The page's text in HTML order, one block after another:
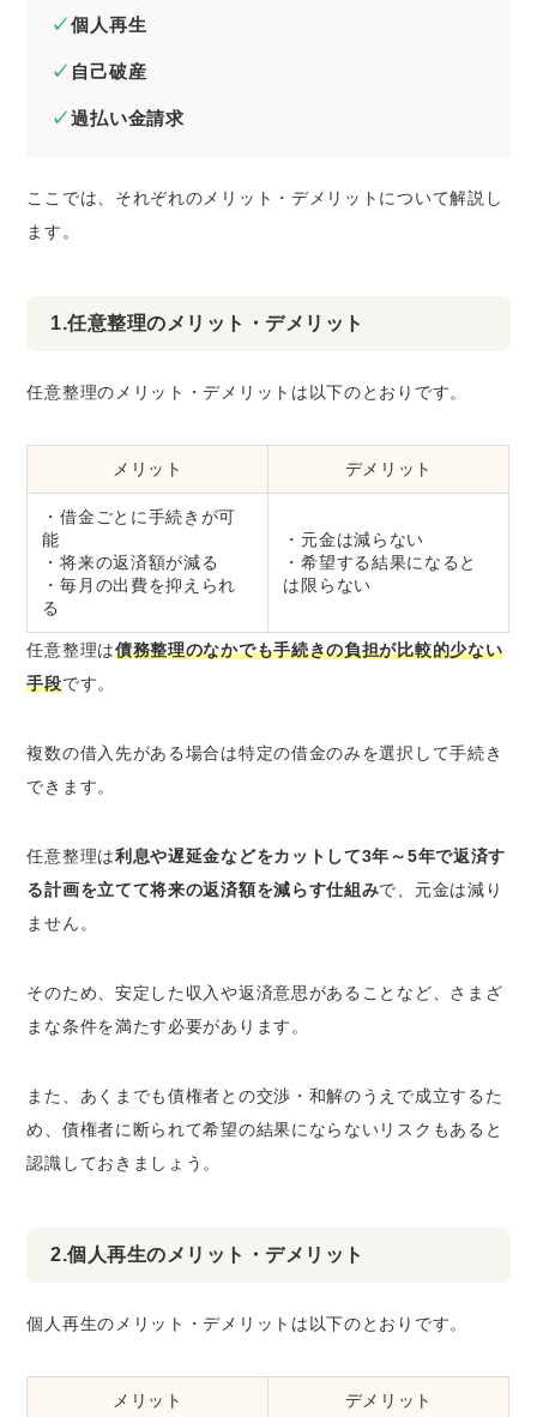
個人再生
自己破産
過払い金請求
ここでは、それぞれのメリット・デメリットについて解説し
ます。
1.任意整理のメリット・デメリット
任意整理のメリット・デメリットは以下のとおりです。
メリット デメリット
・借金ごとに手続きが可
能
・将来の返済額が減る
・毎月の出費を抑えられ
る
・元金は減らない
・希望する結果になると
は限らない
任意整理は債務整理のなかでも手続きの負担が比較的少ない
手段です。
複数の借入先がある場合は特定の借金のみを選択して手続き
できます。
任意整理は利息や遅延金などをカットして3年～5年で返済す
る計画を立てて将来の返済額を減らす仕組みで、元金は減り
ません。
そのため、安定した収入や返済意思があることなど、さまざ
まな条件を満たす必要があります。
また、あくまでも債権者との交渉・和解のうえで成立するた
め、債権者に断られて希望の結果にならないリスクもあると
認識しておきましょう。
2.個人再生のメリット・デメリット
個人再生のメリット・デメリットは以下のとおりです。
メリット デメリット